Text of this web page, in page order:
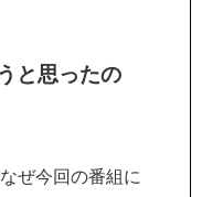
と思ったの
ぜ今回の番組に